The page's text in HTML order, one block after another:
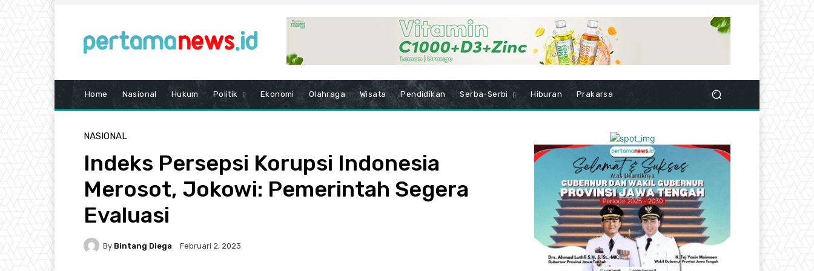
Home Nasional Hukum Politik Ekonomi Olahraga Wisata Pendidikan Serba-Serbi Hiburan Prakarsa
NASIONAL
Indeks Persepsi Korupsi Indonesia
Merosot, Jokowi: Pemerintah Segera
Evaluasi
By Bintang Diega Februari 2, 2023